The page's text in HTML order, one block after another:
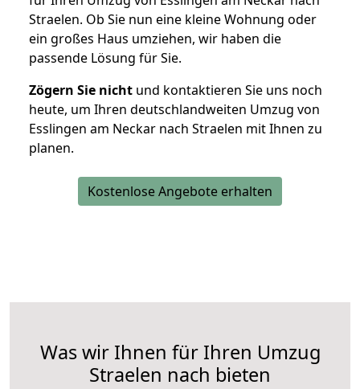
Straelen. Ob Sie nun eine kleine Wohnung oder
ein großes Haus umziehen, wir haben die
passende Lösung für Sie.
Zögern Sie nicht und kontaktieren Sie uns noch
heute, um Ihren deutschlandweiten Umzug von
Esslingen am Neckar nach Straelen mit Ihnen zu
planen.
Kostenlose Angebote erhalten
Was wir Ihnen für Ihren Umzug
Straelen nach bieten